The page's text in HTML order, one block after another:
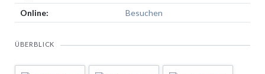
Online:
Besuchen
ÜBERBLICK